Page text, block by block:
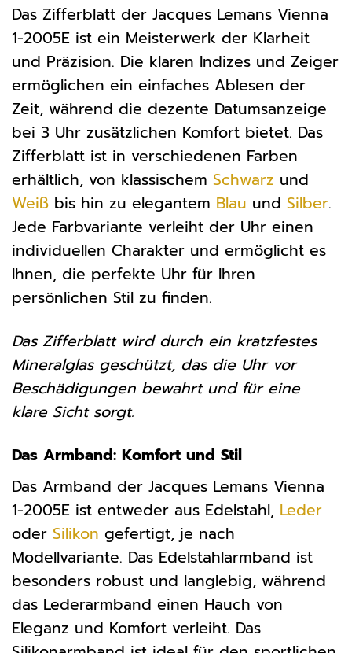
Das Zifferblatt der Jacques Lemans Vienna
1-2005E ist ein Meisterwerk der Klarheit
und Präzision. Die klaren Indizes und Zeiger
ermöglichen ein einfaches Ablesen der
Zeit, während die dezente Datumsanzeige
bei 3 Uhr zusätzlichen Komfort bietet. Das
Zifferblatt ist in verschiedenen Farben
erhältlich, von klassischem Schwarz und
Weiß bis hin zu elegantem Blau und Silber.
Jede Farbvariante verleiht der Uhr einen
individuellen Charakter und ermöglicht es
Ihnen, die perfekte Uhr für Ihren
persönlichen Stil zu finden.
Das Zifferblatt wird durch ein kratzfestes
Mineralglas geschützt, das die Uhr vor
Beschädigungen bewahrt und für eine
klare Sicht sorgt.
Das Armband: Komfort und Stil
Das Armband der Jacques Lemans Vienna
1-2005E ist entweder aus Edelstahl, Leder
oder Silikon gefertigt, je nach
Modellvariante. Das Edelstahlarmband ist
besonders robust und langlebig, während
das Lederarmband einen Hauch von
Eleganz und Komfort verleiht. Das